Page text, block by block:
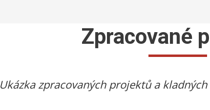
Zpracované
Ukázka zpracovaných projektů a